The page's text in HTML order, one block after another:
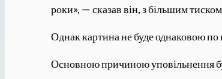
роки», — сказав він, з більшим
Однак картина не буде однаковою по
Основною причиною уповільнення